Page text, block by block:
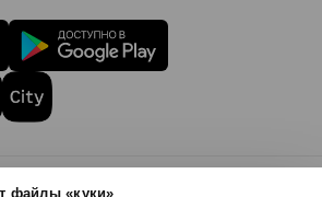
файлы «куки»